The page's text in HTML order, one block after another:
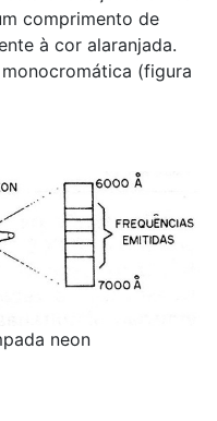
comprimento de
à cor alaranjada.
(figura
neon